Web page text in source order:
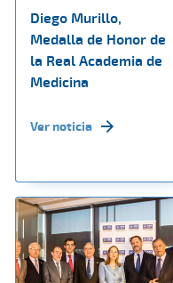
Diego Murillo,
Medalla de Honor de
la Real Academia de
Medicina
Ver noticia